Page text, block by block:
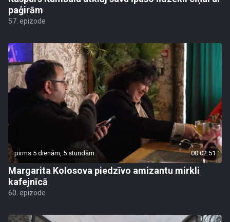
paģirām
57. epizode
pirms 5 dienām, 5 stundām 00:02:51
Margarita Kolosova piedzīvo amizantu mirkli
kafejnīcā
60. epizode